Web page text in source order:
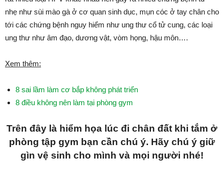
nhẹ như sùi mào gà ở cơ quan sinh dục, mụn cóc ở tay chân cho
tới các chứng bệnh nguy hiểm như ung thư cổ tử cung, các loại
ung thư như âm đạo, dương vật, vòm họng, hậu môn….
Xem thêm:
8 sai lầm làm cơ bắp không phát triển
8 điều không nên làm tại phòng gym
Trên đây là hiểm họa lúc đi chân đất khi tắm ở
phòng tập gym bạn cần chú ý. Hãy chú ý giữ
gìn vệ sinh cho mình và mọi người nhé!